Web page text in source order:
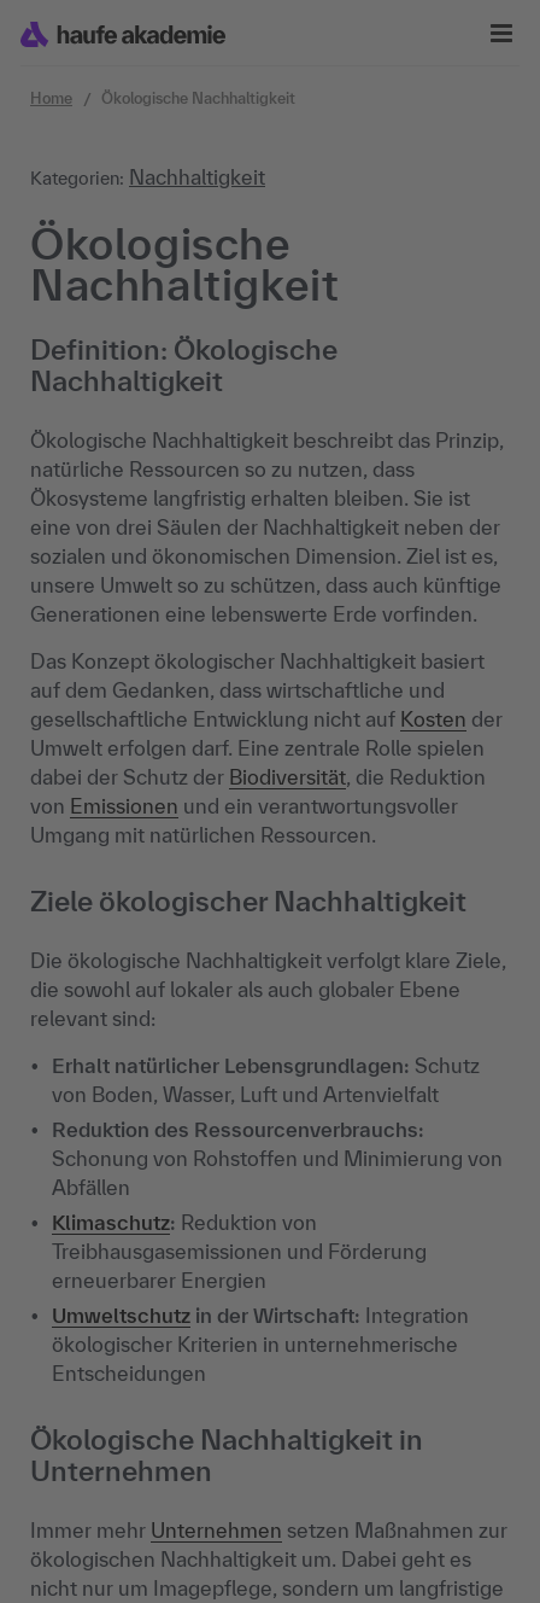
Home Ökologische Nachhaltigkeit
Kategorien: Nachhaltigkeit
Ökologische
Nachhaltigkeit
Definition: Ökologische
Nachhaltigkeit
Ökologische Nachhaltigkeit beschreibt das Prinzip,
natürliche Ressourcen so zu nutzen, dass
Ökosysteme langfristig erhalten bleiben. Sie ist
eine von drei Säulen der Nachhaltigkeit neben der
sozialen und ökonomischen Dimension. Ziel ist es,
unsere Umwelt so zu schützen, dass auch künftige
Generationen eine lebenswerte Erde vorfinden.
Das Konzept ökologischer Nachhaltigkeit basiert
auf dem Gedanken, dass wirtschaftliche und
gesellschaftliche Entwicklung nicht auf Kosten der
Umwelt erfolgen darf. Eine zentrale Rolle spielen
dabei der Schutz der Biodiversität, die Reduktion
von Emissionen und ein verantwortungsvoller
Umgang mit natürlichen Ressourcen.
Ziele ökologischer Nachhaltigkeit
Die ökologische Nachhaltigkeit verfolgt klare Ziele,
die sowohl auf lokaler als auch globaler Ebene
relevant sind:
Erhalt natürlicher Lebensgrundlagen: Schutz
von Boden, Wasser, Luft und Artenvielfalt
Reduktion des Ressourcenverbrauchs:
Schonung von Rohstoffen und Minimierung von
Abfällen
Klimaschutz: Reduktion von
Treibhausgasemissionen und Förderung
erneuerbarer Energien
Umweltschutz in der Wirtschaft: Integration
ökologischer Kriterien in unternehmerische
Entscheidungen
Ökologische Nachhaltigkeit in
Unternehmen
Immer mehr Unternehmen setzen Maßnahmen zur
ökologischen Nachhaltigkeit um. Dabei geht es
nicht nur um Imagepflege, sondern um langfristige